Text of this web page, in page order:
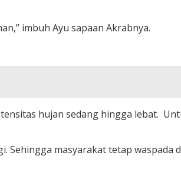
imbuh Ayu sapaan Akrabnya.
hujan sedang hingga lebat.
Sehingga masyarakat tetap waspada